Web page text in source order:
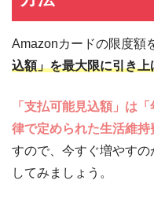
Amazonカードの限度額
込額」を最大限に引き上
「支払可能見込額」は
律で定められた生活維持
すので、今すぐ増やす
してみましょう。